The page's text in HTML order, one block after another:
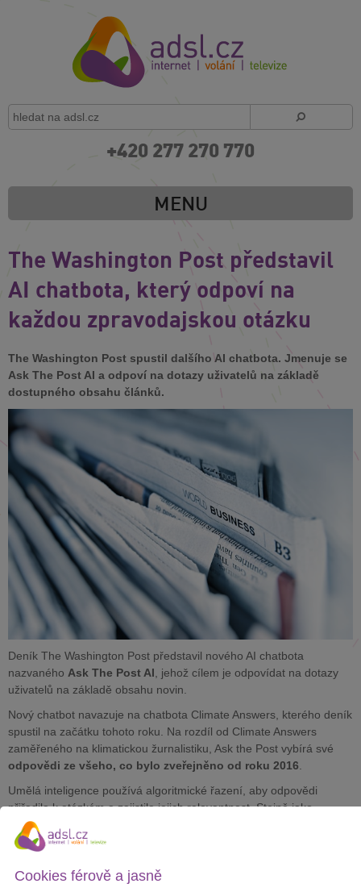
+420 277 270 770
MENU
The Washington Post představil
AI chatbota, který odpoví na
každou zpravodajskou otázku
The Washington Post spustil dalšího AI chatbota. Jmenuje se
Ask The Post AI a odpoví na dotazy uživatelů na základě
dostupného obsahu článků.
Deník The Washington Post představil nového AI chatbota
nazvaného Ask The Post AI , jehož cílem je odpovídat na dotazy
uživatelů na základě obsahu novin.
Nový chatbot navazuje na chatbota Climate Answers, kterého deník
spustil na začátku tohoto roku. Na rozdíl od Climate Answers
zaměřeného na klimatickou žurnalistiku, Ask the Post vybírá své
odpovědi ze všeho, co bylo zveřejněno od roku 2016
Umělá inteligence používá algoritmické řazení, aby odpovědi
přiřadila k otázkám a zajistila jejich relevantnost. Stejně jako
Climate Answers, i nový chatbot prosazuje přísná ochranná
pravidla pro způsob odpovídání.
otázku vůbec neodpoví. Tímto způsobem se vyhne možnému
Cookies férově a jasně